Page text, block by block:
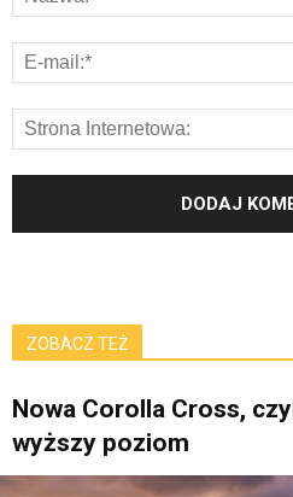
ZOBACZ TEŻ
Nowa Corolla Cross,
wyższy poziom